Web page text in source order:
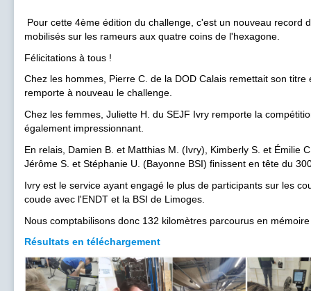
Pour cette 4ème édition du challenge, c'est un nouveau record
mobilisés sur les rameurs aux quatre coins de l'hexagone.
Félicitations à tous !
Chez les hommes, Pierre C. de la DOD Calais remettait son
remporte à nouveau le challenge.
Chez les femmes, Juliette H. du SEJF Ivry remporte la
également impressionnant.
En relais, Damien B. et Matthias M. (Ivry), Kimberly S. et Émilie
Jérôme S. et Stéphanie U. (Bayonne BSI) finissent en tête du
Ivry est le service ayant engagé le plus de participants sur les
coude avec l'ENDT et la BSI de Limoges.
Nous comptabilisons donc 132 kilomètres parcourus en
Résultats en téléchargement